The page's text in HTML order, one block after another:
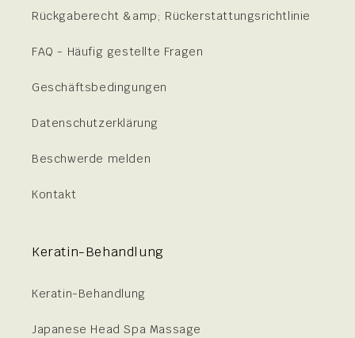
Rückgaberecht &amp; Rückerstattungsrichtlinie
FAQ - Häufig gestellte Fragen
Geschäftsbedingungen
Datenschutzerklärung
Beschwerde melden
Kontakt
Keratin-Behandlung
Keratin-Behandlung
Japanese Head Spa Massage